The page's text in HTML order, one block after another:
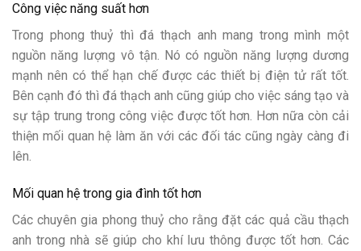
Công việc năng suất hơn
Trong phong thuỷ thì đá thạch anh mang trong mình một
nguồn năng lượng vô tận. Nó có nguồn năng lượng dương
mạnh nên có thể hạn chế được các thiết bị điện tử rất tốt.
Bên cạnh đó thì đá thạch anh cũng giúp cho việc sáng tạo và
sự tập trung trong công việc được tốt hơn. Hơn nữa còn cải
thiện mối quan hệ làm ăn với các đối tác cũng ngày càng đi
lên.
Mối quan hệ trong gia đình tốt hơn
Các chuyên gia phong thuỷ cho rằng đặt các quả cầu thạch
anh trong nhà sẽ giúp cho khí lưu thông được tốt hơn. Các